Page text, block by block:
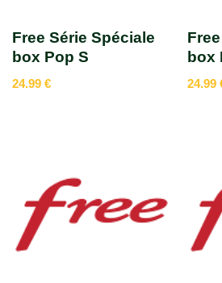
Free Série Spéciale
box Pop S
24.99 €
box
24.99